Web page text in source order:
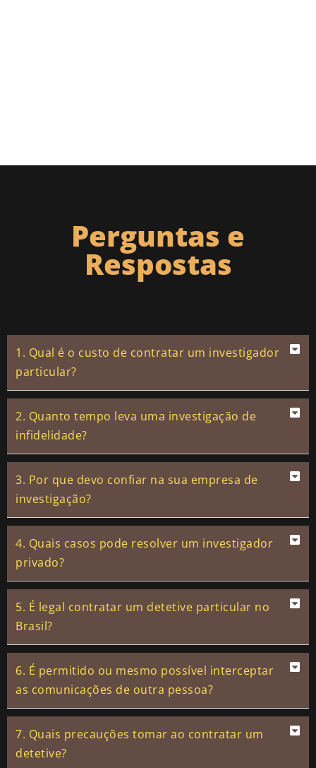
Perguntas e
Respostas
1. Qual é o custo de contratar um investigador
particular?
2. Quanto tempo leva uma investigação de
infidelidade?
3. Por que devo confiar na sua empresa de
investigação?
4. Quais casos pode resolver um investigador
privado?
5. É legal contratar um detetive particular no
Brasil?
6. É permitido ou mesmo possível interceptar
as comunicações de outra pessoa?
7. Quais precauções tomar ao contratar um
detetive?